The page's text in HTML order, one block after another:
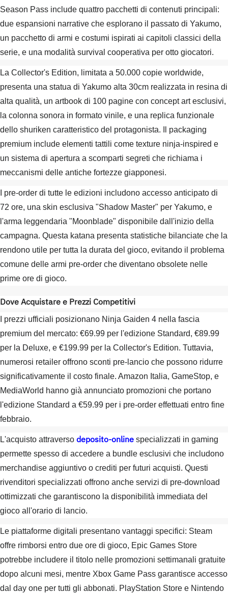
Season Pass include quattro pacchetti di contenuti principali:
due espansioni narrative che esplorano il passato di Yakumo,
un pacchetto di armi e costumi ispirati ai capitoli classici della
serie, e una modalità survival cooperativa per otto giocatori.
La Collector's Edition, limitata a 50.000 copie worldwide,
presenta una statua di Yakumo alta 30cm realizzata in resina di
alta qualità, un artbook di 100 pagine con concept art esclusivi,
la colonna sonora in formato vinile, e una replica funzionale
dello shuriken caratteristico del protagonista. Il packaging
premium include elementi tattili come texture ninja-inspired e
un sistema di apertura a scomparti segreti che richiama i
meccanismi delle antiche fortezze giapponesi.
I pre-order di tutte le edizioni includono accesso anticipato di
72 ore, una skin esclusiva "Shadow Master" per Yakumo, e
l'arma leggendaria "Moonblade" disponibile dall'inizio della
campagna. Questa katana presenta statistiche bilanciate che la
rendono utile per tutta la durata del gioco, evitando il problema
comune delle armi pre-order che diventano obsolete nelle
prime ore di gioco.
Dove Acquistare e Prezzi Competitivi
I prezzi ufficiali posizionano Ninja Gaiden 4 nella fascia
premium del mercato: €69.99 per l'edizione Standard, €89.99
per la Deluxe, e €199.99 per la Collector's Edition. Tuttavia,
numerosi retailer offrono sconti pre-lancio che possono ridurre
significativamente il costo finale. Amazon Italia, GameStop, e
MediaWorld hanno già annunciato promozioni che portano
l'edizione Standard a €59.99 per i pre-order effettuati entro fine
febbraio.
L'acquisto attraverso deposito-online specializzati in gaming
permette spesso di accedere a bundle esclusivi che includono
merchandise aggiuntivo o crediti per futuri acquisti. Questi
rivenditori specializzati offrono anche servizi di pre-download
ottimizzati che garantiscono la disponibilità immediata del
gioco all'orario di lancio.
Le piattaforme digitali presentano vantaggi specifici: Steam
offre rimborsi entro due ore di gioco, Epic Games Store
potrebbe includere il titolo nelle promozioni settimanali gratuite
dopo alcuni mesi, mentre Xbox Game Pass garantisce accesso
dal day one per tutti gli abbonati. PlayStation Store e Nintendo